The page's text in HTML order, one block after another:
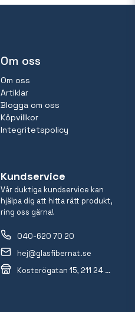
Om oss
Om oss
Artiklar
Blogga om oss
Köpvillkor
Integritetspolicy
Kundservice
Vår duktiga kundservice kan
hjälpa dig att hitta rätt produkt,
ring oss gärna!
040-620 70 20
hej@glasfibernat.se
Kosterögatan 15, 211 24 Malmö